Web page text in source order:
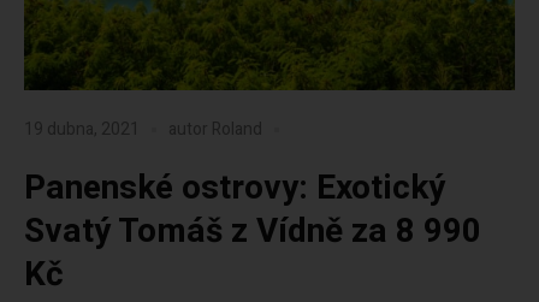
19 dubna, 2021 autor Roland
Panenské ostrovy: Exotický
Svatý Tomáš z Vídně za 8 990
Kč